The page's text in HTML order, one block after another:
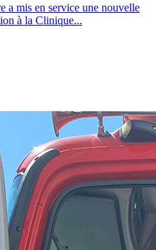
a mis en service une nouvelle
à la Clinique...